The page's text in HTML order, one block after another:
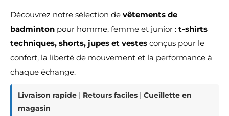
Découvrez notre sélection de vêtements de
badminton pour homme, femme et junior : t-shirts
techniques, shorts, jupes et vestes conçus pour le
confort, la liberté de mouvement et la performance à
chaque échange.
Livraison rapide | Retours faciles | Cueillette en
magasin